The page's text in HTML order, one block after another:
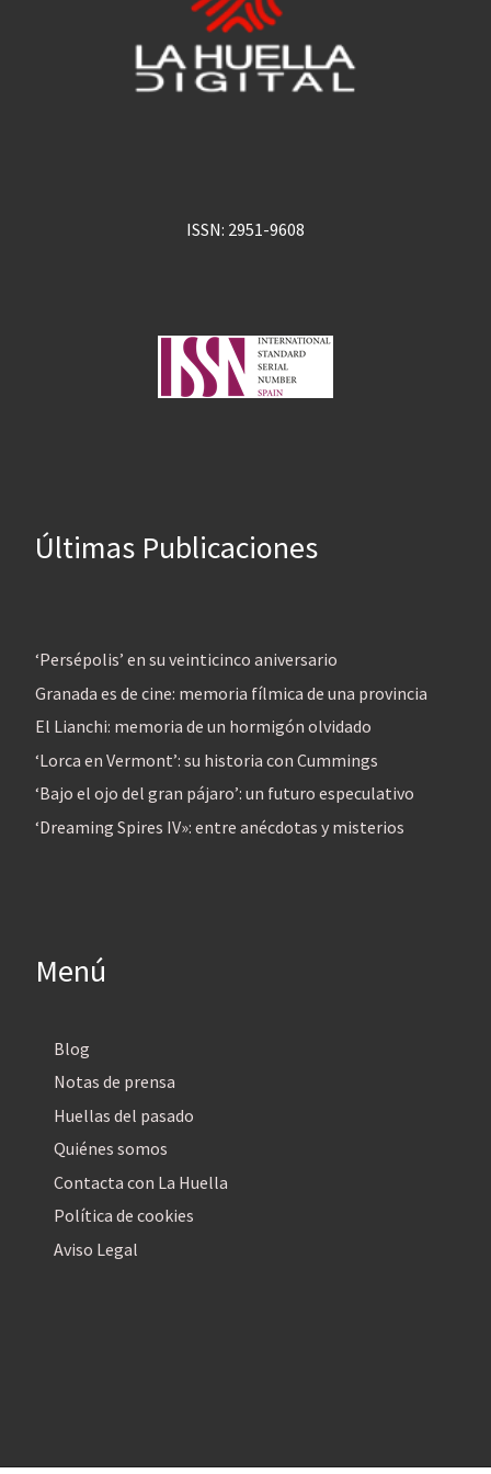
ISSN: 2951-9608
Últimas Publicaciones
‘Persépolis’ en su veinticinco aniversario
Granada es de cine: memoria fílmica de una provincia
El Lianchi: memoria de un hormigón olvidado
‘Lorca en Vermont’: su historia con Cummings
‘Bajo el ojo del gran pájaro’: un futuro especulativo
‘Dreaming Spires IV»: entre anécdotas y misterios
Menú
Blog
Notas de prensa
Huellas del pasado
Quiénes somos
Contacta con La Huella
Política de cookies
Aviso Legal